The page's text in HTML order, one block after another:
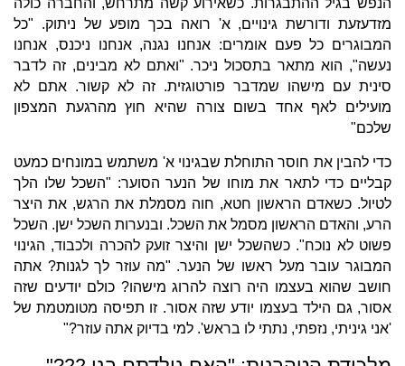
מזדעזעת ודורשת גינויים, א' רואה בכך מופע של ניתוק. "כל
המבוגרים כל פעם אומרים: אנחנו נגנה, אנחנו ניכנס, אנחנו
נעשה", הוא מתאר בתסכול ניכר. "ואתם לא מבינים, זה לדבר
סינית עם מישהו שמדבר פורטוגזית. זה לא קשור. אתם לא
מועילים לאף אחד בשום צורה שהיא חוץ מהרגעת המצפון
שלכם"
כדי להבין את חוסר התוחלת שבגינוי א' משתמש במונחים כמעט
קבליים כדי לתאר את מוחו של הנער הסוער: "השכל שלו הלך
לטיול. כשאדם הראשון חטא, חוה מסמלת את הרגש, את היצר
הרע, והאדם הראשון מסמל את השכל. ובנערות השכל ישן. השכל
פשוט לא נוכח". כשהשכל ישן והיצר זועק להכרה ולכבוד, הגינוי
המבוגר עובר מעל ראשו של הנער. "מה עוזר לך לגנות? אתה
חושב שהוא בעצמו היה רוצה להרוג מישהו? כולם יודעים שזה
אסור, גם הילד בעצמו יודע שזה אסור. זו תפיסה מטומטמת של
'אני גיניתי, נזפתי, נתתי לו בראש'. למי בדיוק אתה עוזר?"